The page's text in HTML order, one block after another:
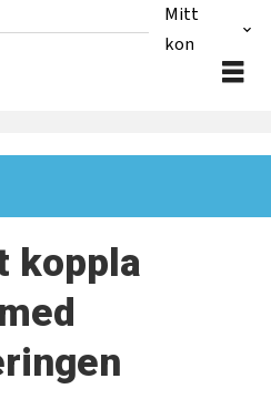
Mitt
konto
koppla